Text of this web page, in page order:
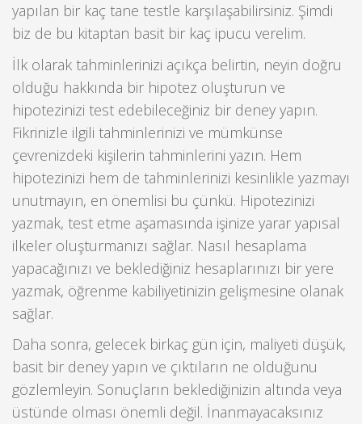
yapılan bir kaç tane testle karşılaşabilirsiniz. Şimdi
biz de bu kitaptan basit bir kaç ipucu verelim.
İlk olarak tahminlerinizi açıkça belirtin, neyin doğru
olduğu hakkında bir hipotez oluşturun ve
hipotezinizi test edebileceğiniz bir deney yapın.
Fikrinizle ilgili tahminlerinizi ve mümkünse
çevrenizdeki kişilerin tahminlerini yazın. Hem
hipotezinizi hem de tahminlerinizi kesinlikle yazmayı
unutmayın, en önemlisi bu çünkü. Hipotezinizi
yazmak, test etme aşamasında işinize yarar yapısal
ilkeler oluşturmanızı sağlar. Nasıl hesaplama
yapacağınızı ve beklediğiniz hesaplarınızı bir yere
yazmak, öğrenme kabiliyetinizin gelişmesine olanak
sağlar.
Daha sonra, gelecek birkaç gün için, maliyeti düşük,
basit bir deney yapın ve çıktıların ne olduğunu
gözlemleyin. Sonuçların beklediğinizin altında veya
üstünde olması önemli değil. İnanmayacaksınız